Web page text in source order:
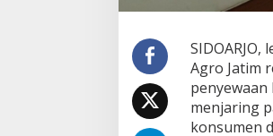
r
Agro Jatim
menjaring
konsumen